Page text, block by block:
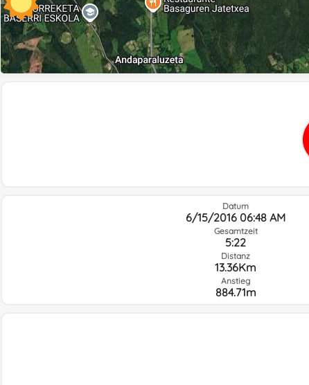
Datum
6/15/2016 06:48 AM
Gesamtzeit
5:22
Distanz
13.36Km
Anstieg
884.71m